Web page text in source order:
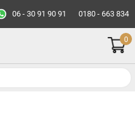
06 - 30 91 90 91 0180 - 663 834
0